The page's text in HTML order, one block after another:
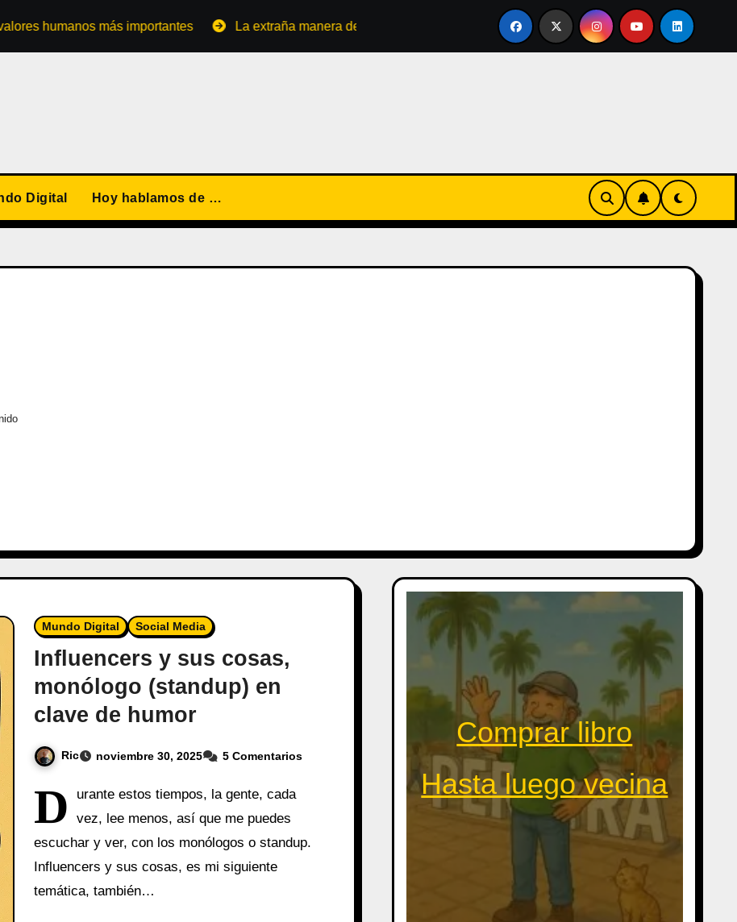
más importantes La extraña manera de convertirse en familia El primer tour de la India Chiquitina
Digital Hoy hablamos de …
Mundo Digital Social Media
Influencers y sus cosas,
monólogo (standup) en
clave de humor
Ric noviembre 30, 2025 5 Comentarios
D
urante estos tiempos, la gente, cada
vez, lee menos, así que me puedes
escuchar y ver, con los monólogos o standup.
Influencers y sus cosas, es mi siguiente
temática, también…
Comprar libro
Hasta luego vecina